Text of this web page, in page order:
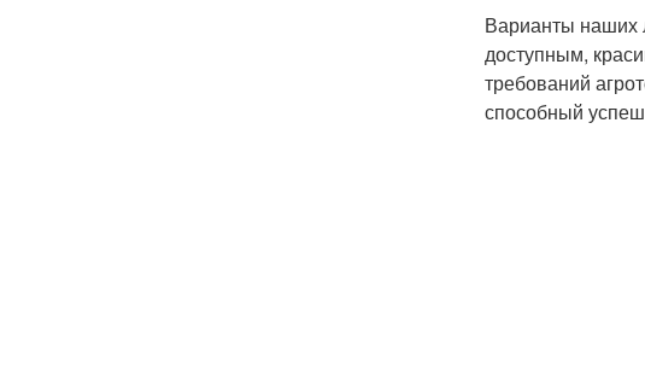
Варианты наших
доступным,
требований
способный